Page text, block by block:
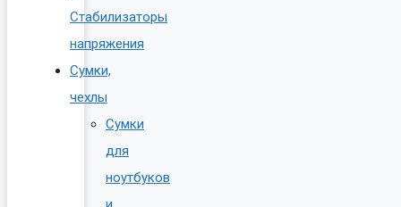
Стабилизаторы
напряжения
Сумки,
чехлы
Сумки
для
ноутбуков